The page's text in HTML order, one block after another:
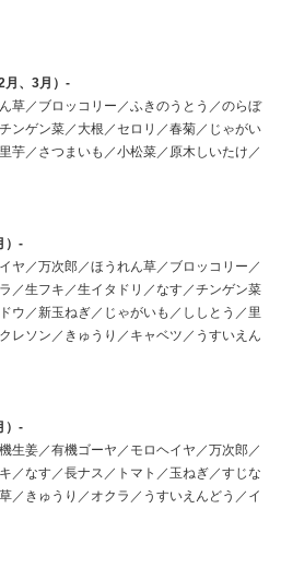
月、3月）-
草／ブロッコリー／ふきのうとう／のらぼ
ンゲン菜／大根／セロリ／春菊／じゃがい
芋／さつまいも／小松菜／原木しいたけ／
）-
ヤ／万次郎／ほうれん草／ブロッコリー／
／生フキ／生イタドリ／なす／チンゲン菜
ウ／新玉ねぎ／じゃがいも／ししとう／里
レソン／きゅうり／キャベツ／うすいえん
）-
生姜／有機ゴーヤ／モロヘイヤ／万次郎／
／なす／長ナス／トマト／玉ねぎ／すじな
／きゅうり／オクラ／うすいえんどう／イ